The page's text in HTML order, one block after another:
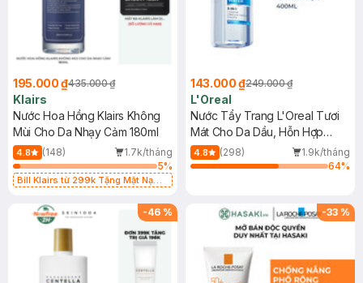
195.000 ₫435.000 ₫
Klairs
Nước Hoa Hồng Klairs Không
Mùi Cho Da Nhạy Cảm 180ml
4.8 (148)
1.7k/tháng
5%
Bill Klairs từ 299k Tặng Mặt Nạ
25ml (SL Có Hạn)
143.000 ₫249.000 ₫
L'Oreal
Nước Tẩy Trang L'Oreal Tươi
Mát Cho Da Dầu, Hỗn Hợp
400ml
4.8 (298)
1.9k/tháng
64%
-46 % -33 %